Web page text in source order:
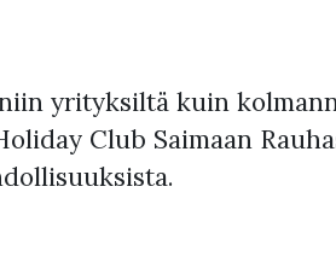
yrityksiltä kuin
Club Saimaan